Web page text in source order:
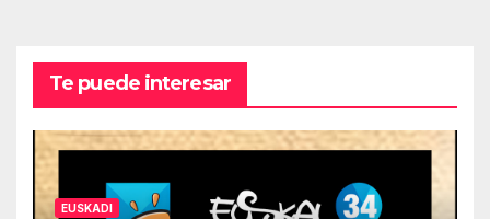
Te puede interesar
EUSKADI